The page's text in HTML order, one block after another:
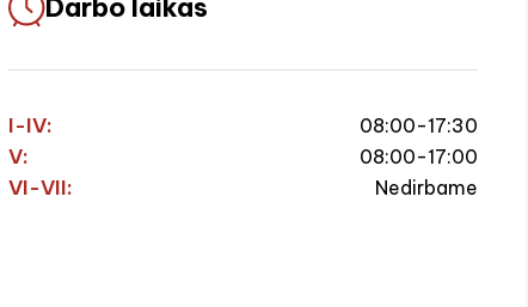
Darbo laikas
I-IV: 08:00-17:30
V: 08:00-17:00
VI-VII: Nedirbame